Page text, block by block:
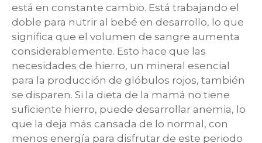
está en constante cambio. Está trabajando el
doble para nutrir al bebé en desarrollo, lo que
significa que el volumen de sangre aumenta
considerablemente. Esto hace que las
necesidades de hierro, un mineral esencial
para la producción de glóbulos rojos, también
se disparen. Si la dieta de la mamá no tiene
suficiente hierro, puede desarrollar anemia, lo
que la deja más cansada de lo normal, con
menos energía para disfrutar de este periodo